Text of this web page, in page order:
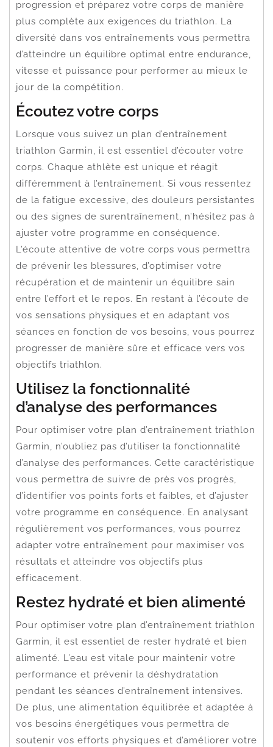
progression et préparez votre corps de manière
plus complète aux exigences du triathlon. La
diversité dans vos entraînements vous permettra
d’atteindre un équilibre optimal entre endurance,
vitesse et puissance pour performer au mieux le
jour de la compétition.
Écoutez votre corps
Lorsque vous suivez un plan d’entraînement
triathlon Garmin, il est essentiel d’écouter votre
corps. Chaque athlète est unique et réagit
différemment à l’entraînement. Si vous ressentez
de la fatigue excessive, des douleurs persistantes
ou des signes de surentraînement, n’hésitez pas à
ajuster votre programme en conséquence.
L’écoute attentive de votre corps vous permettra
de prévenir les blessures, d’optimiser votre
récupération et de maintenir un équilibre sain
entre l’effort et le repos. En restant à l’écoute de
vos sensations physiques et en adaptant vos
séances en fonction de vos besoins, vous pourrez
progresser de manière sûre et efficace vers vos
objectifs triathlon.
Utilisez la fonctionnalité
d’analyse des performances
Pour optimiser votre plan d’entraînement triathlon
Garmin, n’oubliez pas d’utiliser la fonctionnalité
d’analyse des performances. Cette caractéristique
vous permettra de suivre de près vos progrès,
d’identifier vos points forts et faibles, et d’ajuster
votre programme en conséquence. En analysant
régulièrement vos performances, vous pourrez
adapter votre entraînement pour maximiser vos
résultats et atteindre vos objectifs plus
efficacement.
Restez hydraté et bien alimenté
Pour optimiser votre plan d’entraînement triathlon
Garmin, il est essentiel de rester hydraté et bien
alimenté. L’eau est vitale pour maintenir votre
performance et prévenir la déshydratation
pendant les séances d’entraînement intensives.
De plus, une alimentation équilibrée et adaptée à
vos besoins énergétiques vous permettra de
soutenir vos efforts physiques et d’améliorer votre